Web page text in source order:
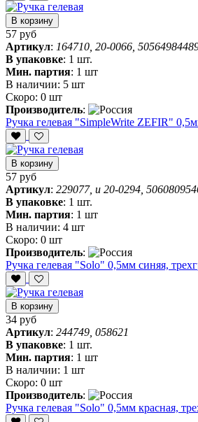
В корзину
57 руб
Артикул: 164710, 20-0066,
В упаковке: 1 шт.
Мин. партия: 1 шт
В наличии: 5 шт
Скоро: 0 шт
Производитель:
Ручка гелевая "SimpleWrite ZEFIR"
В корзину
57 руб
Артикул: 229077, и 20-0294,
В упаковке: 1 шт.
Мин. партия: 1 шт
В наличии: 4 шт
Скоро: 0 шт
Производитель:
Ручка гелевая "Solo" 0,5мм синяя,
В корзину
34 руб
Артикул: 244749, 058621
В упаковке: 1 шт.
Мин. партия: 1 шт
В наличии: 1 шт
Скоро: 0 шт
Производитель:
Ручка гелевая "Solo" 0,5мм красная,